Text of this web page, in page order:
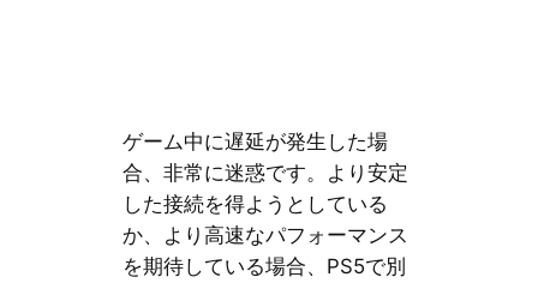
ゲーム中に遅延が発生した場
合、非常に迷惑です。より安定
した接続を得ようとしている
か、より高速なパフォーマンス
を期待している場合、PS5で別